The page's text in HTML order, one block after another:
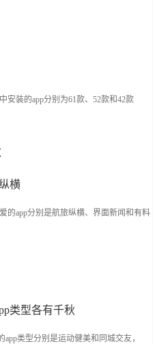
安装的app分别为61款、52款和42款
横
的app分别是航旅纵横、界面新闻和有料
类型各有千秋
类型分别是运动健美和同城交友，